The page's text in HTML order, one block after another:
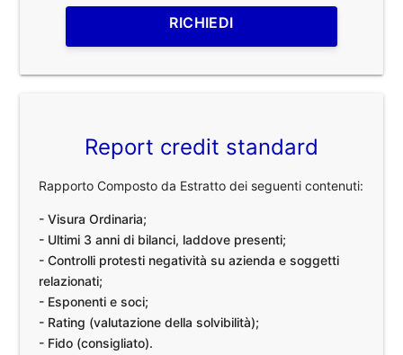
RICHIEDI
Report credit standard
Rapporto Composto da Estratto dei seguenti contenuti:
- Visura Ordinaria;
- Ultimi 3 anni di bilanci, laddove presenti;
- Controlli protesti negatività su azienda e soggetti
relazionati;
- Esponenti e soci;
- Rating (valutazione della solvibilità);
- Fido (consigliato).